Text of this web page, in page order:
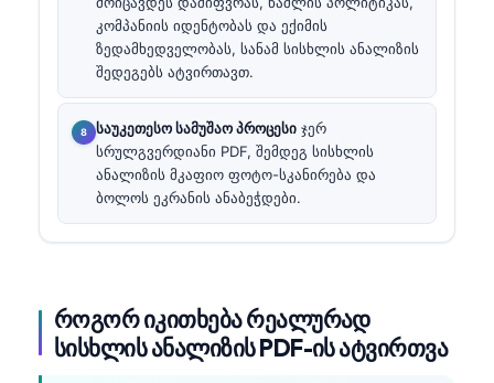
კომპანიის იდენტობას და ექიმის
ზედამხედველობას, სანამ სისხლის ანალიზის
შედეგებს ატვირთავთ.
საუკეთესო სამუშაო პროცესი ჯერ
სრულგვერდიანი PDF, შემდეგ სისხლის
ანალიზის მკაფიო ფოტო-სკანირება და
ბოლოს ეკრანის ანაბეჭდები.
როგორ იკითხება რეალურად
სისხლის ანალიზის PDF-ის ატვირთვა